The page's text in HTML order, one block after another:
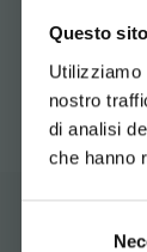
Questo
Utilizziamo
nostro
di analisi
che hanno